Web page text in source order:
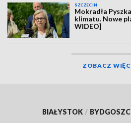
SZCZECIN
Mokradła
klimatu. Nowe
WIDEO]
ZOBACZ
BIAŁYSTOK /